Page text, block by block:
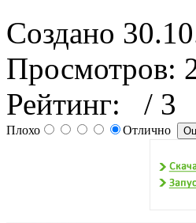
Создано
Просмотров:
Рейтинг:
/ 3
Плохо Отлично